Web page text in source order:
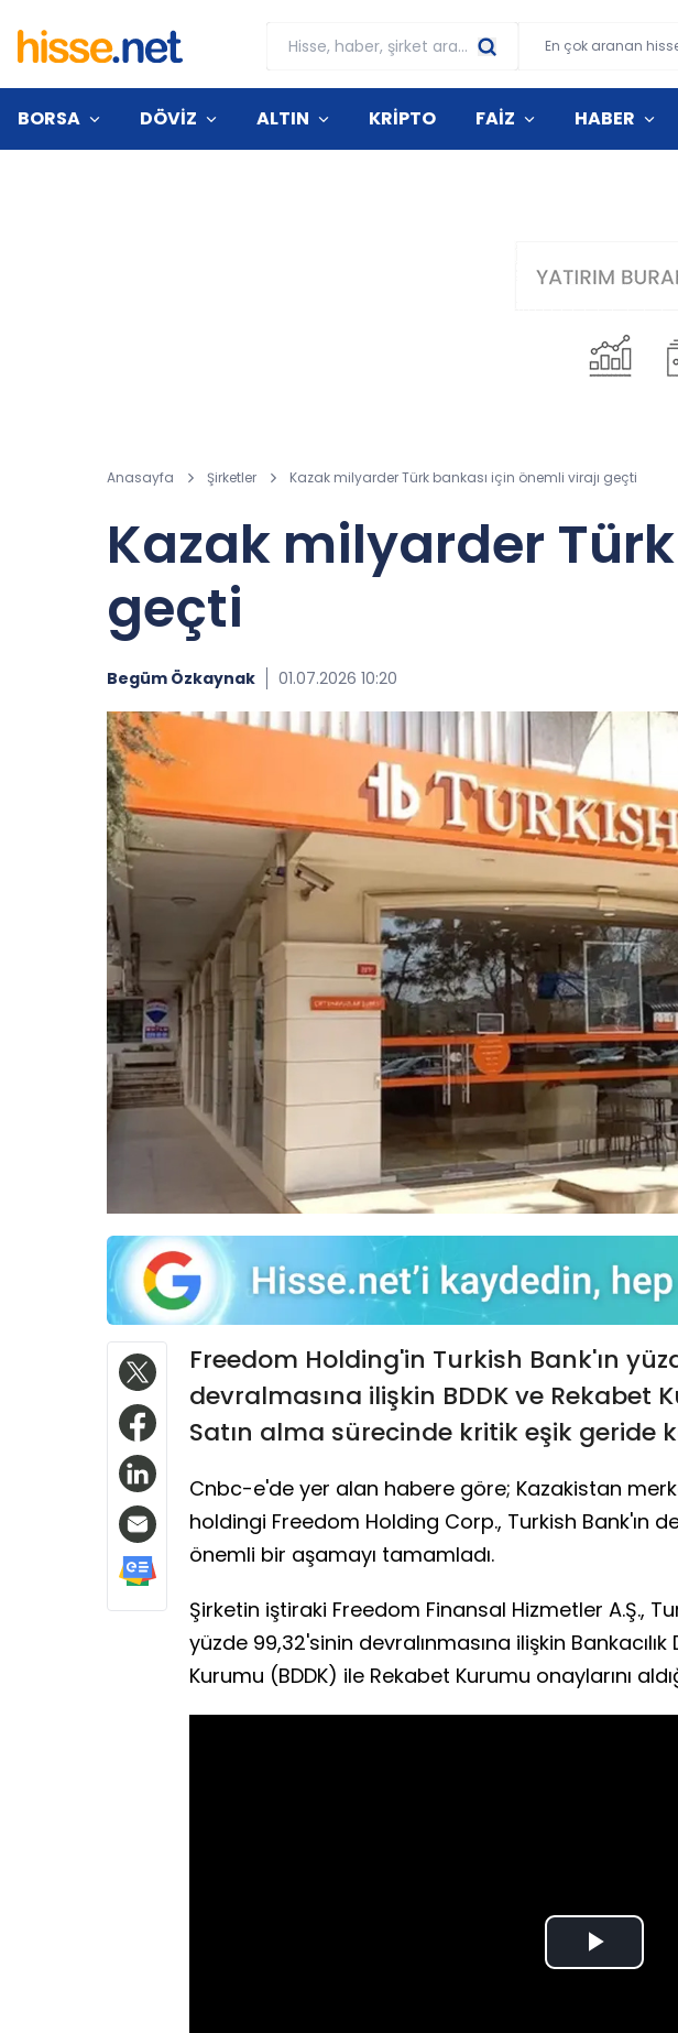
En çok aranan
BORSA DÖVİZ ALTIN KRİPTO FAİZ HABER
Anasayfa Şirketler Kazak milyarder Türk bankası için önemli virajı geçti
Kazak milyarder
geçti
Begüm Özkaynak 01.07.2026 10:20
Freedom Holding'in Turkish Bank'ın
devralmasına ilişkin BDDK ve Rekabet
Satın alma sürecinde kritik eşik geride
Cnbc-e'de yer alan habere göre; Kazakistan
holdingi Freedom Holding Corp., Turkish Bank'ın
önemli bir aşamayı tamamladı.
Şirketin iştiraki Freedom Finansal Hizmetler A.Ş.,
yüzde 99,32'sinin devralınmasına ilişkin
Kurumu (BDDK) ile Rekabet Kurumu onaylarını
Play